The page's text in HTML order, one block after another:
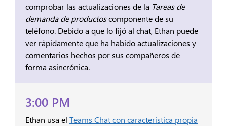
comprobar las actualizaciones de la Tareas de
demanda de productoscomponente de su
teléfono. Debido a que lo fijó al chat, Ethan puede
ver rápidamente que ha habido actualizaciones y
comentarios hechos por sus compañeros de
forma asincrónica.
3:00 PM
Ethan usa el Teams Chat con característica propia